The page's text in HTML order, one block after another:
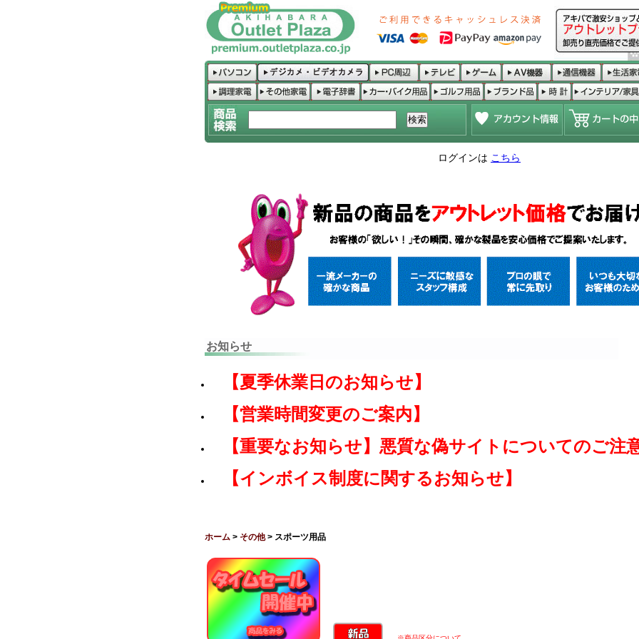
ログインは こちら
お知らせ
【夏季休業日のお知らせ】
【営業時間変更のご案内】
【重要なお知らせ】悪質な偽サイトについてのご注
【インボイス制度に関するお知らせ】
ホーム > その他> スポーツ用品